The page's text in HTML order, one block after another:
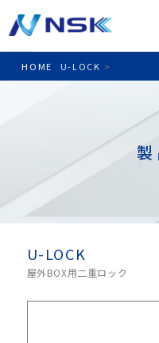
HOME >
U-LOCK
U-LOCK
屋外BOX用二重ロック